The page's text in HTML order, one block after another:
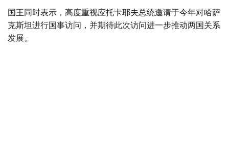
国王同时表示，高度重视应托卡耶夫总统邀请于今年对哈萨
克斯坦进行国事访问，并期待此次访问进一步推动两国关系
发展。